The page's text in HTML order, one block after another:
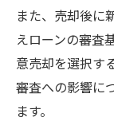
また、売却後に
えローンの審査
意売却を選択す
審査への影響に
ます。